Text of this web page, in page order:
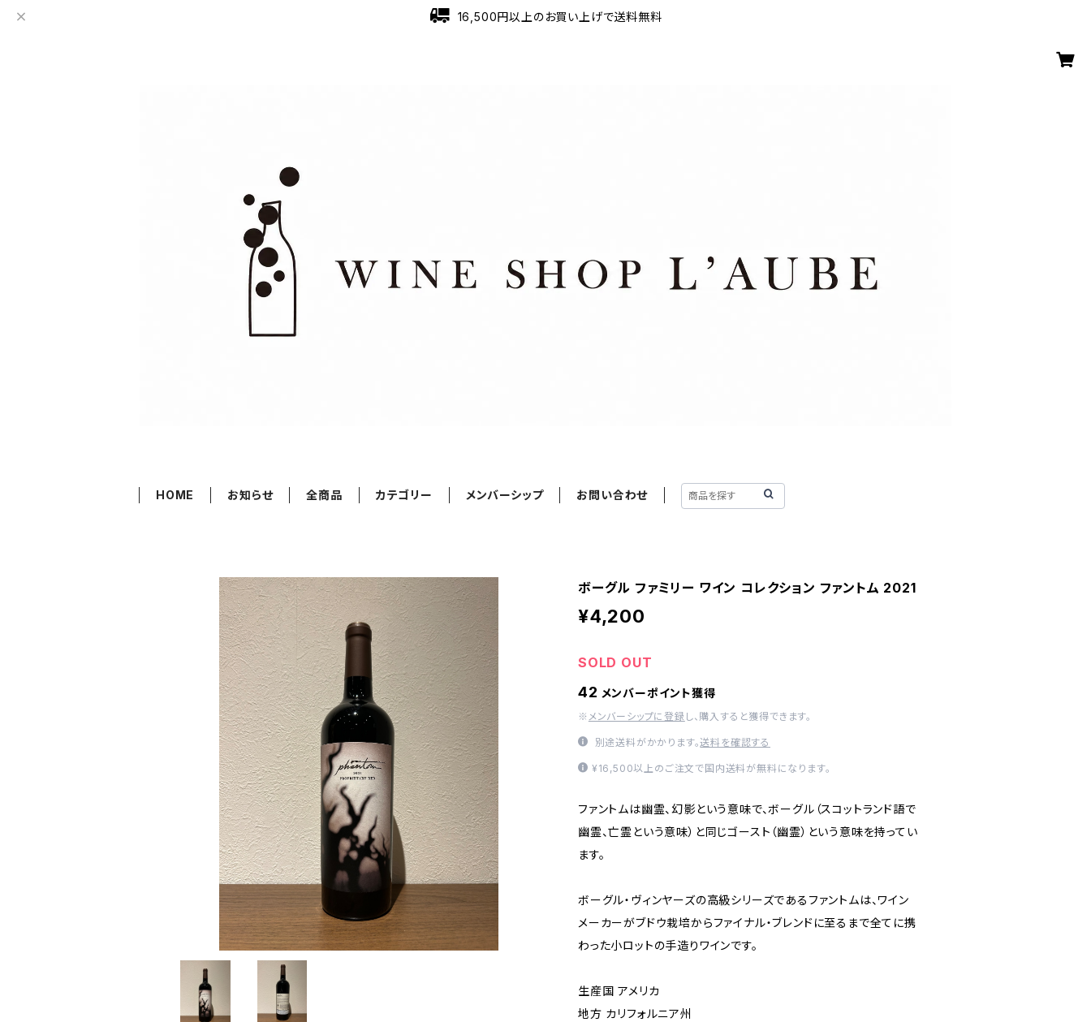
16,500円以上のお買い上げで送料無料
HOME お知らせ 全商品 カテゴリー メンバーシップ お問い合わせ
ボーグル ファミリー ワイン コレクション ファントム 2021
¥4,200
SOLD OUT
42 メンバーポイント獲得
※ メンバーシップに登録 し、購入すると獲得できます。
別途送料がかかります。送料を確認する
¥16,500以上のご注文で国内送料が無料になります。
ファントムは幽霊、幻影という意味で、ボーグル（スコットランド語で
幽霊、亡霊という意味）と同じゴースト（幽霊）という意味を持ってい
ます。
ボーグル・ヴィンヤーズの高級シリーズであるファントムは、ワイン
メーカーがブドウ栽培からファイナル・ブレンドに至るまで全てに携
わった小ロットの手造りワインです。
生産国 アメリカ
地方 カリフォルニア州